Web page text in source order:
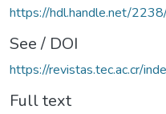
https://hdl.handle.net/
See / DOI
https://revistas.tec.ac.cr/
Full text